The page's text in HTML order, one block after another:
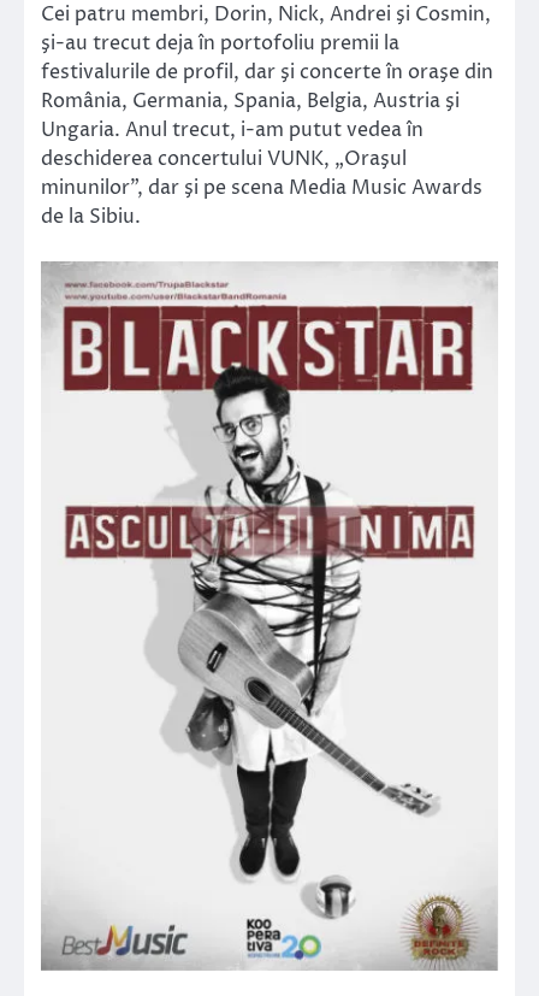
Cei patru membri, Dorin, Nick, Andrei şi Cosmin,
şi-au trecut deja în portofoliu premii la
festivalurile de profil, dar şi concerte în oraşe din
România, Germania, Spania, Belgia, Austria şi
Ungaria. Anul trecut, i-am putut vedea în
deschiderea concertului VUNK, „Oraşul
minunilor”, dar şi pe scena Media Music Awards
de la Sibiu.